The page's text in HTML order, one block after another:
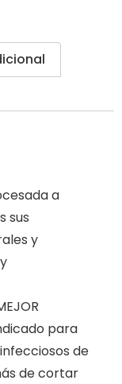
a
sus
y
para
de
de cortar